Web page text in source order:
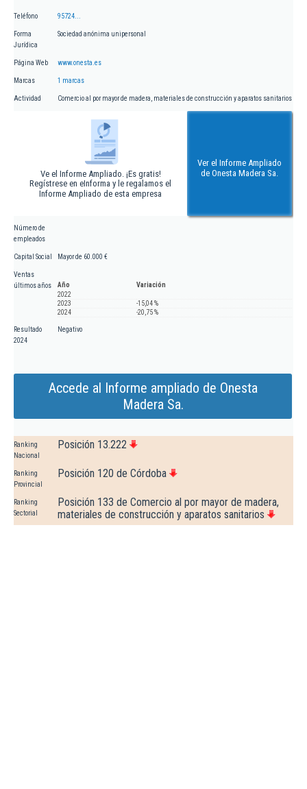
Teléfono 95724...
Forma
Jurídica
Sociedad anónima unipersonal
Página Web www.onesta.es
Marcas 1 marcas
Actividad Comercio al por mayor de madera, materiales de construcción y aparatos sanitarios
Ve el Informe Ampliado. ¡Es gratis!
Regístrese en eInforma y le regalamos el
Informe Ampliado de esta empresa
Ver el Informe Ampliado
de Onesta Madera Sa.
Número de
empleados
Capital Social Mayor de 60.000 €
Ventas
últimos años
Año
Variación
2022
2023
-15,04 %
2024
-20,75 %
Resultado
2024
Negativo
Accede al Informe ampliado de Onesta
Madera Sa.
Ranking
Nacional
Posición 13.222
Ranking
Provincial
Posición 120 de Córdoba
Ranking
Sectorial
Posición 133 de Comercio al por mayor de madera,
materiales de construcción y aparatos sanitarios